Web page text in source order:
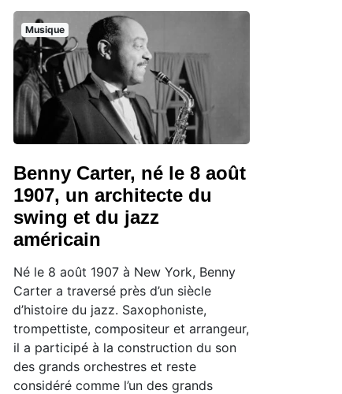
Musique
Benny Carter, né le 8 août
1907, un architecte du
swing et du jazz
américain
Né le 8 août 1907 à New York, Benny
Carter a traversé près d’un siècle
d’histoire du jazz. Saxophoniste,
trompettiste, compositeur et arrangeur,
il a participé à la construction du son
des grands orchestres et reste
considéré comme l’un des grands